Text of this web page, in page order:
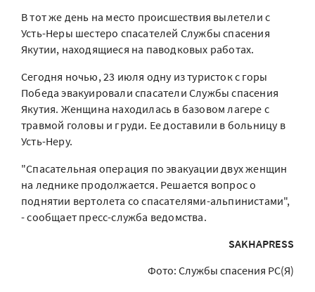
В тот же день на место происшествия вылетели с
Усть-Неры шестеро спасателей Службы спасения
Якутии, находящиеся на паводковых работах.
Сегодня ночью, 23 июля одну из туристок с горы
Победа эвакуировали спасатели Службы спасения
Якутия. Женщина находилась в базовом лагере с
травмой головы и груди. Ее доставили в больницу в
Усть-Неру.
"Спасательная операция по эвакуации двух женщин
на леднике продолжается. Решается вопрос о
поднятии вертолета со спасателями-альпинистами",
- сообщает пресс-служба ведомства.
SAKHAPRESS
Фото: Службы спасения РС(Я)